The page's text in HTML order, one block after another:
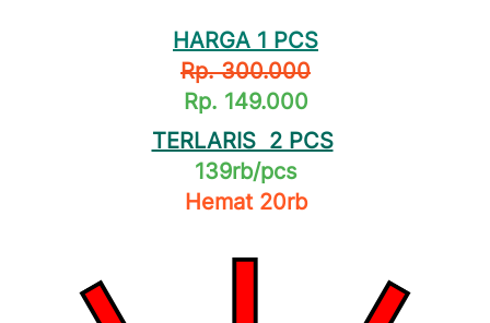
HARGA 1 PCS
Rp. 300.000
Rp. 149.000
TERLARIS  2 PCS
139rb/pcs
Hemat 20rb